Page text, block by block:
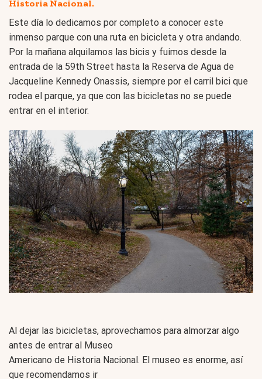
Historia Nacional.
Este día lo dedicamos por completo a conocer este
inmenso parque con una ruta en bicicleta y otra andando.
Por la mañana alquilamos las bicis y fuimos desde la
entrada de la 59th Street hasta la Reserva de Agua de
Jacqueline Kennedy Onassis, siempre por el carril bici que
rodea el parque, ya que con las bicicletas no se puede
entrar en el interior.
Al dejar las bicicletas, aprovechamos para almorzar algo
antes de entrar al Museo
Americano de Historia Nacional. El museo es enorme, así
que recomendamos ir